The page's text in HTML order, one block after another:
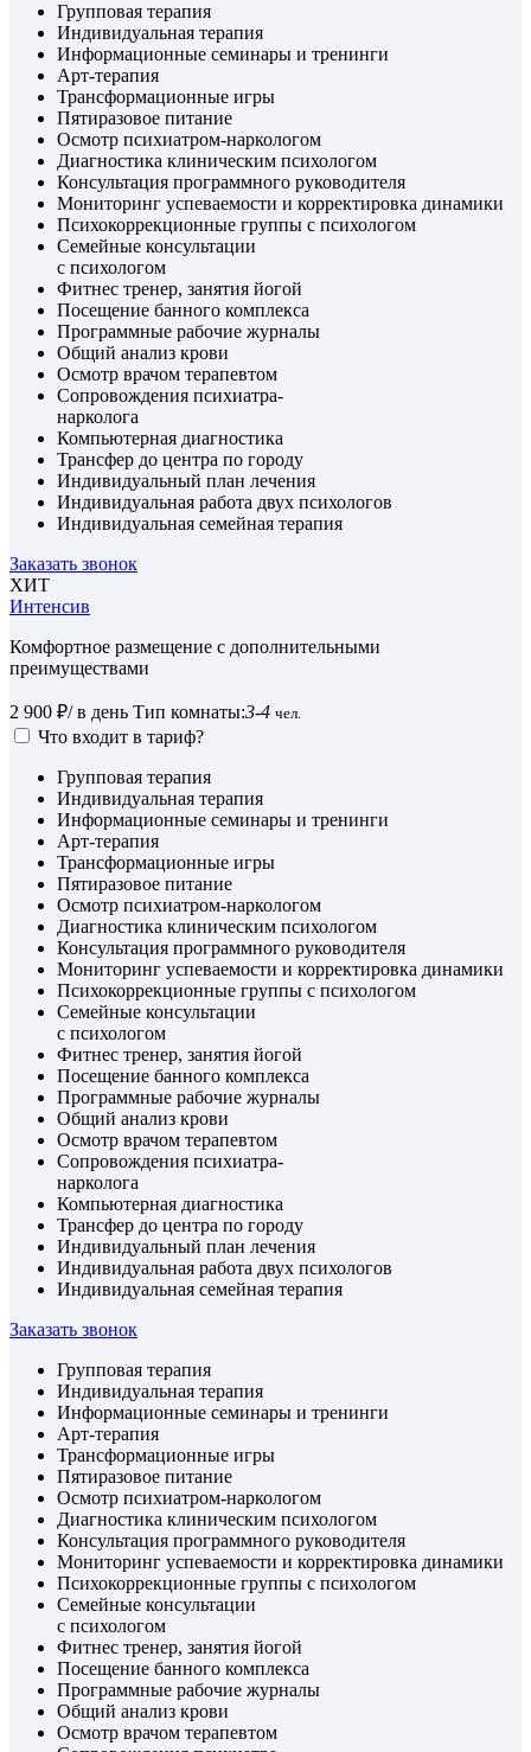
Групповая терапия
Индивидуальная терапия
Информационные семинары и тренинги
Арт-терапия
Трансформационные игры
Пятиразовое питание
Осмотр психиатром-наркологом
Диагностика клиническим психологом
Консультация программного руководителя
Мониторинг успеваемости и корректировка динамики
Психокоррекционные группы с психологом
Семейные консультации
с психологом
Фитнес тренер, занятия йогой
Посещение банного комплекса
Программные рабочие журналы
Общий анализ крови
Осмотр врачом терапевтом
Сопровождения психиатра-
нарколога
Компьютерная диагностика
Трансфер до центра по городу
Индивидуальный план лечения
Индивидуальная работа двух психологов
Индивидуальная семейная терапия
Заказать звонок
ХИТ
Интенсив
Комфортное размещение с дополнительными
преимуществами
2 900 ₽/ в день Тип комнаты:3-4 чел.
Что входит в тариф?
Групповая терапия
Индивидуальная терапия
Информационные семинары и тренинги
Арт-терапия
Трансформационные игры
Пятиразовое питание
Осмотр психиатром-наркологом
Диагностика клиническим психологом
Консультация программного руководителя
Мониторинг успеваемости и корректировка динамики
Психокоррекционные группы с психологом
Семейные консультации
с психологом
Фитнес тренер, занятия йогой
Посещение банного комплекса
Программные рабочие журналы
Общий анализ крови
Осмотр врачом терапевтом
Сопровождения психиатра-
нарколога
Компьютерная диагностика
Трансфер до центра по городу
Индивидуальный план лечения
Индивидуальная работа двух психологов
Индивидуальная семейная терапия
Заказать звонок
Групповая терапия
Индивидуальная терапия
Информационные семинары и тренинги
Арт-терапия
Трансформационные игры
Пятиразовое питание
Осмотр психиатром-наркологом
Диагностика клиническим психологом
Консультация программного руководителя
Мониторинг успеваемости и корректировка динамики
Психокоррекционные группы с психологом
Семейные консультации
с психологом
Фитнес тренер, занятия йогой
Посещение банного комплекса
Программные рабочие журналы
Общий анализ крови
Осмотр врачом терапевтом